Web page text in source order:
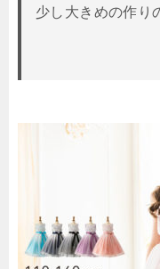
少し大きめ